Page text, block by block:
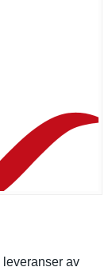
leveranser av